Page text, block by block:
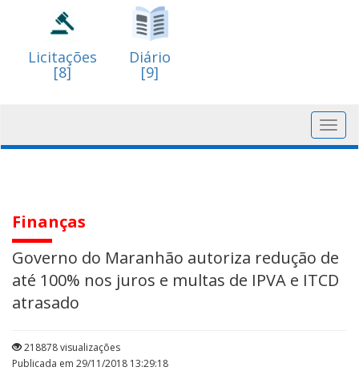
Licitações
[8]
Diário
[9]
Finanças
Governo do Maranhão autoriza redução de
até 100% nos juros e multas de IPVA e ITCD
atrasado
218878 visualizações
Publicada em 29/11/2018 13:29:18